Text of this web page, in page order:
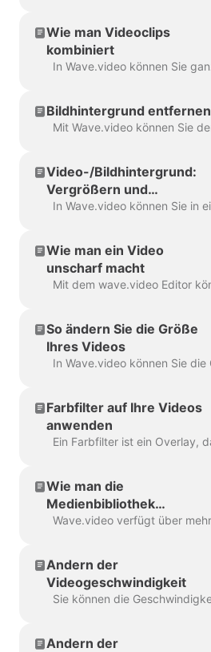
Wie man Videoclips
kombiniert
Bildhintergrund entfernen
Video-/Bildhintergrund:
Vergrößern und
Verkleinern
Wie man ein Video
unscharf macht
So ändern Sie die Größe
Ihres Videos
Farbfilter auf Ihre Videos
anwenden
Wie man die
Medienbibliothek
verwendet
Ändern der
Videogeschwindigkeit
Ändern der